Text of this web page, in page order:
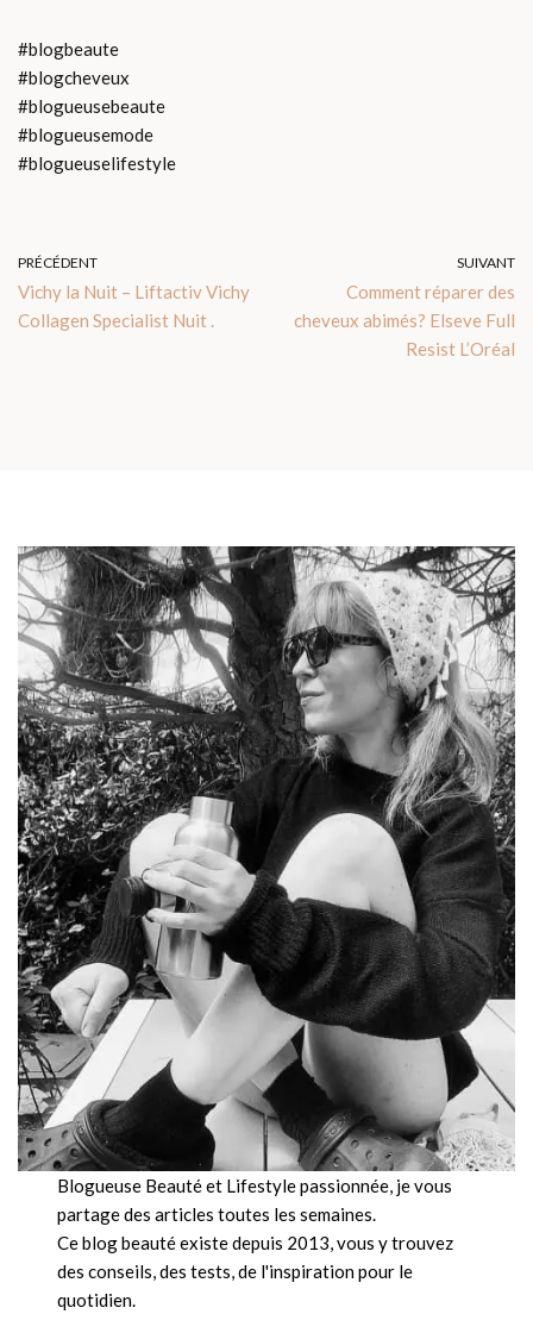
#blogbeaute
#blogcheveux
#blogueusebeaute
#blogueusemode
#blogueuselifestyle
PRÉCÉDENT
Vichy la Nuit – Liftactiv Vichy
Collagen Specialist Nuit .
SUIVANT
Comment réparer des
cheveux abimés? Elseve Full
Resist L’Oréal
Blogueuse Beauté et Lifestyle passionnée, je vous
partage des articles toutes les semaines.
Ce blog beauté existe depuis 2013, vous y trouvez
des conseils, des tests, de l'inspiration pour le
quotidien.